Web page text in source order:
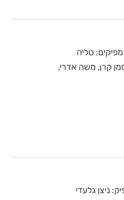
מפיקים: טליה
קרן, משה אדרי,
ניצן גלעדי